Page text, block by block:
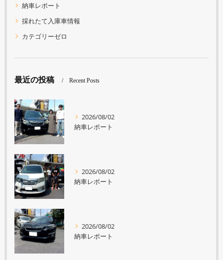
納車レポート
採れたて入庫車情報
カテゴリーゼロ
最近の投稿 Recent Posts
2026/08/02
納車レポート
2026/08/02
納車レポート
2026/08/02
納車レポート